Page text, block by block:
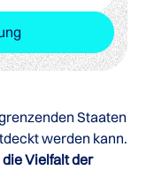
Staaten
werden kann.
Vielfalt der